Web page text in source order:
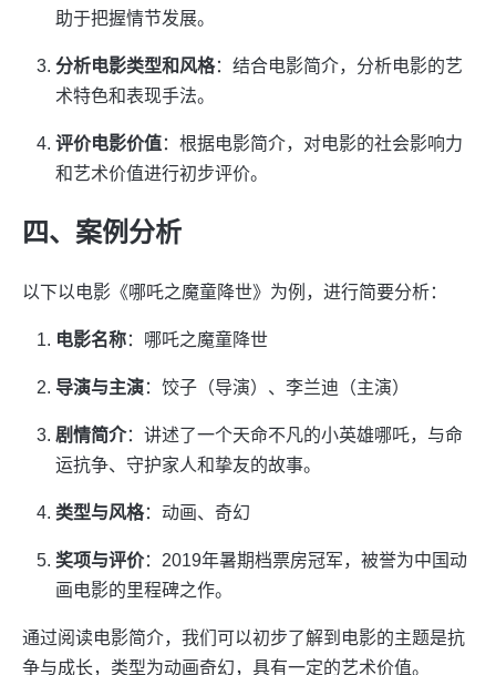
助于把握情节发展。
分析电影类型和风格：结合电影简介，分析电影的艺
术特色和表现手法。
评价电影价值：根据电影简介，对电影的社会影响力
和艺术价值进行初步评价。
四、案例分析
以下以电影《哪吒之魔童降世》为例，进行简要分析：
电影名称：哪吒之魔童降世
导演与主演：饺子（导演）、李兰迪（主演）
剧情简介：讲述了一个天命不凡的小英雄哪吒，与命
运抗争、守护家人和挚友的故事。
类型与风格：动画、奇幻
奖项与评价：2019年暑期档票房冠军，被誉为中国动
画电影的里程碑之作。
通过阅读电影简介，我们可以初步了解到电影的主题是抗
争与成长，类型为动画奇幻，具有一定的艺术价值。